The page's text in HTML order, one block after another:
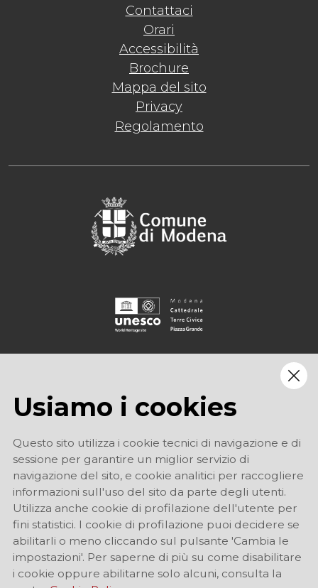
Contattaci
Orari
Accessibilità
Brochure
Mappa del sito
Privacy
Regolamento
Usiamo i cookies
Questo sito utilizza i cookie tecnici di navigazione e di
sessione per garantire un miglior servizio di
navigazione del sito, e cookie analitici per raccogliere
informazioni sull'uso del sito da parte degli utenti.
Utilizza anche cookie di profilazione dell'utente per
fini statistici. I cookie di profilazione puoi decidere se
abilitarli o meno cliccando sul pulsante 'Cambia le
impostazioni'. Per saperne di più su come disabilitare
i cookie oppure abilitarne solo alcuni, consulta la